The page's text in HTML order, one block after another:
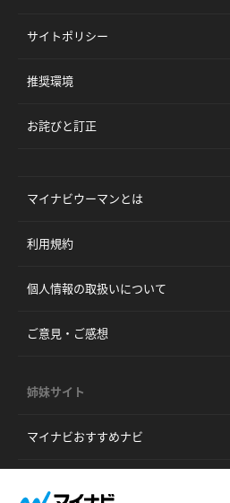
サイトポリシー
推奨環境
お詫びと訂正
マイナビウーマンとは
利用規約
個人情報の取扱いについて
ご意見・ご感想
姉妹サイト
マイナビおすすめナビ